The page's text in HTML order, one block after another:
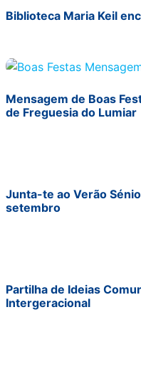
Biblioteca Maria Keil
Mensagem de Boas
de Freguesia do Lumiar
Junta-te ao Verão
setembro
Partilha de Ideias
Intergeracional